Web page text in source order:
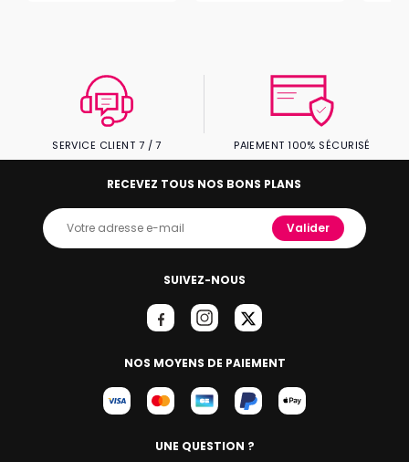
SERVICE CLIENT 7 / 7 PAIEMENT 100% SÉCURISÉ
SUIVEZ-NOUS
NOS MOYENS DE PAIEMENT
RECEVEZ TOUS NOS BONS PLANS
Valider
UNE QUESTION ?